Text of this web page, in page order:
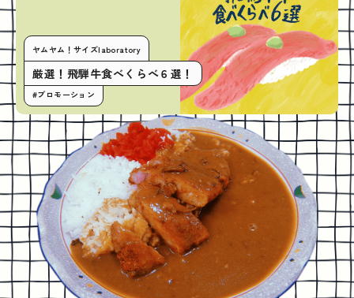
ヤムヤム！サイズlaboratory
厳選！飛騨牛食べくらべ６選！
#プロモーション